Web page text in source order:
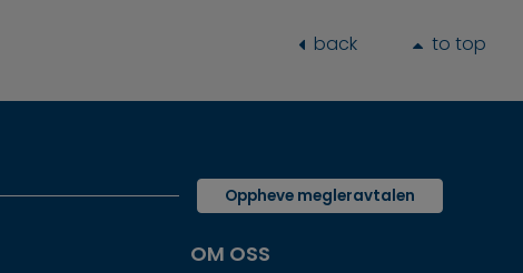
back to top
Oppheve megleravtalen
OM OSS